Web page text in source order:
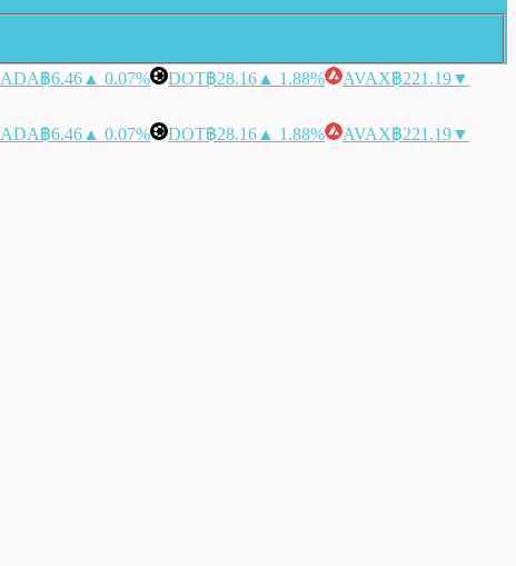
ADA฿6.46 ▲ 0.07% DOT฿28.16 ▲ 1.88% AVAX฿221.19▼
ADA฿6.46 ▲ 0.07% DOT฿28.16 ▲ 1.88% AVAX฿221.19▼